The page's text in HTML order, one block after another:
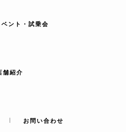
ベント・試乗会
舗紹介
お問い合わせ